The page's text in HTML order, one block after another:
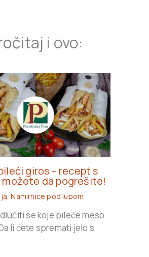
i ovo:
giros – recept s
možete da pogrešite!
,Namirnice pod lupom
se koje pileće meso
li ćete spremati jelo s